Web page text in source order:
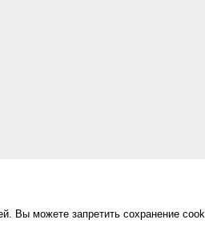
Вы можете запретить сохранение